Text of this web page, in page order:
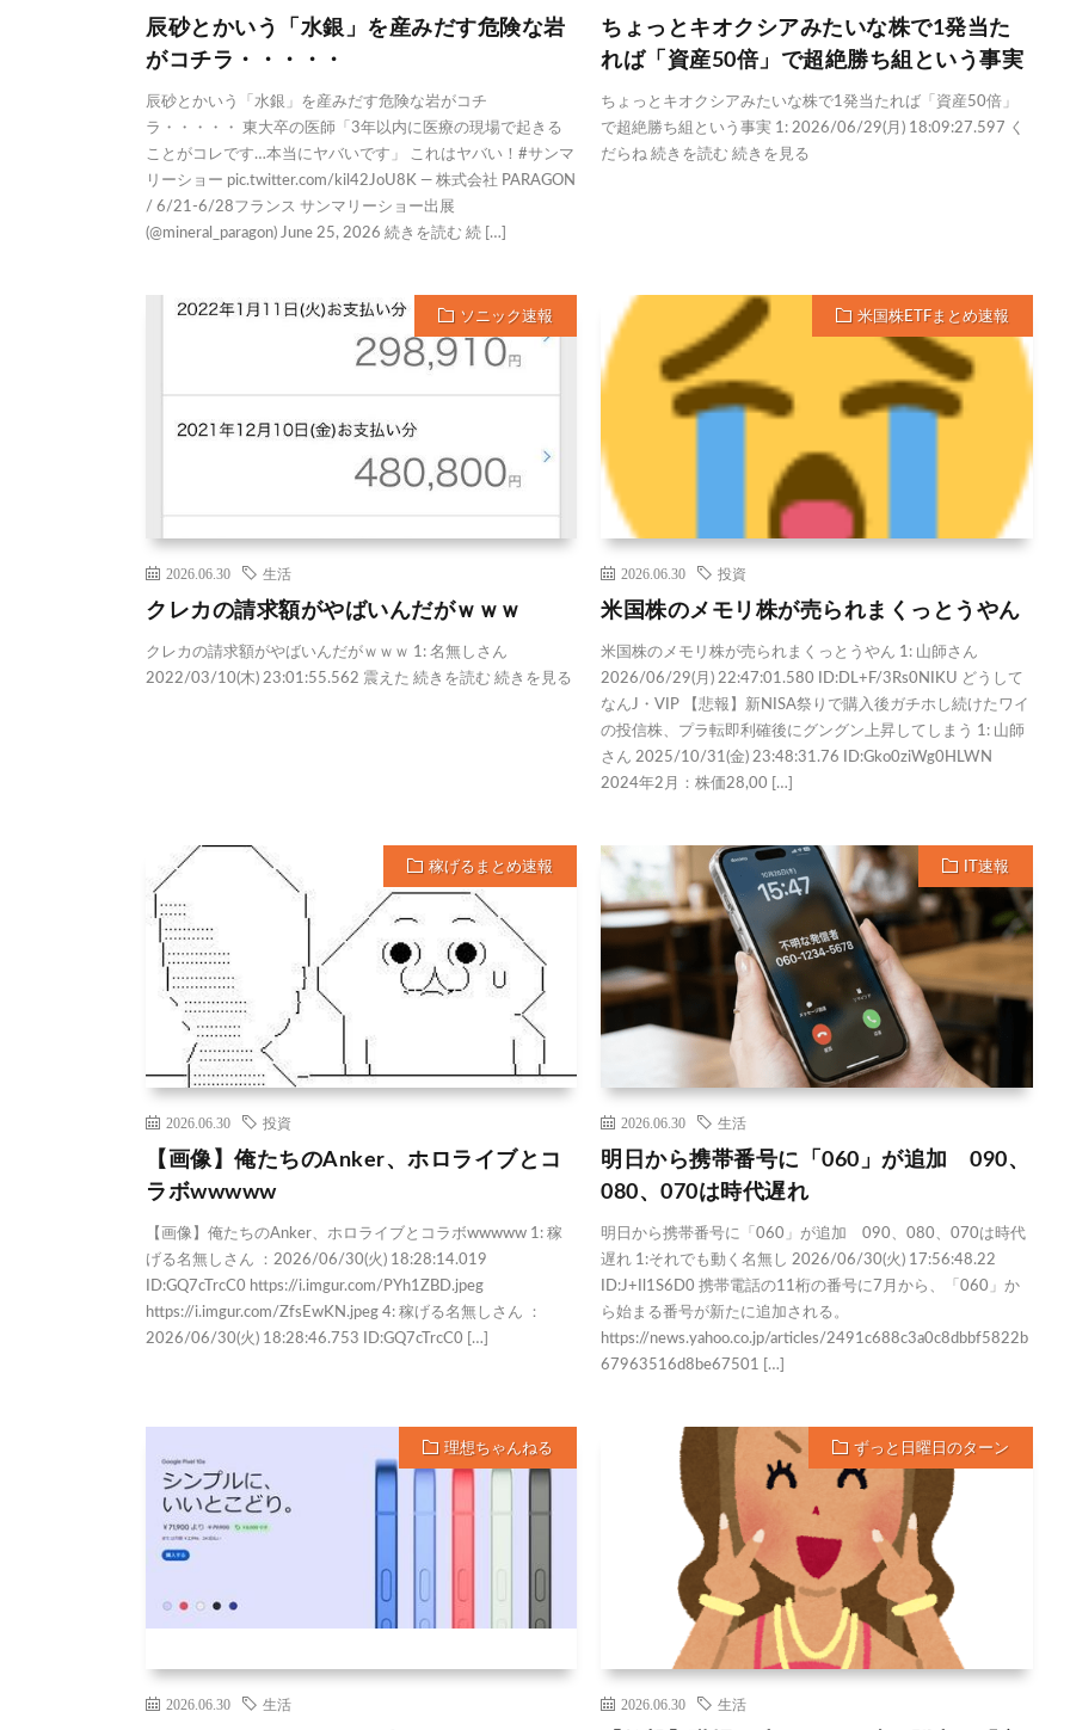
辰砂とかいう「水銀」を産みだす危険な岩
がコチラ・・・・・
辰砂とかいう「水銀」を産みだす危険な岩がコチ
ラ・・・・・ 東大卒の医師「3年以内に医療の現場で起きる
ことがコレです…本当にヤバいです」 これはヤバい！#サンマ
リーショー pic.twitter.com/kil42JoU8K — 株式会社 PARAGON
/ 6/21-6/28フランス サンマリーショー出展
(@mineral_paragon) June 25, 2026 続きを読む 続 […]
ちょっとキオクシアみたいな株で1発当た
れば「資産50倍」で超絶勝ち組という事実
ちょっとキオクシアみたいな株で1発当たれば「資産50倍」
で超絶勝ち組という事実 1: 2026/06/29(月) 18:09:27.597 く
だらね 続きを読む 続きを見る
ソニック速報
2026.06.30 生活
クレカの請求額がやばいんだがｗｗｗ
クレカの請求額がやばいんだがｗｗｗ 1: 名無しさん
2022/03/10(木) 23:01:55.562 震えた 続きを読む 続きを見る
米国株ETFまとめ速報
2026.06.30 投資
米国株のメモリ株が売られまくっとうやん
米国株のメモリ株が売られまくっとうやん 1: 山師さん
2026/06/29(月) 22:47:01.580 ID:DL+F/3Rs0NIKU どうして
なんJ・VIP 【悲報】新NISA祭りで購入後ガチホし続けたワイ
の投信株、プラ転即利確後にグングン上昇してしまう 1: 山師
さん 2025/10/31(金) 23:48:31.76 ID:Gko0ziWg0HLWN
2024年2月：株価28,00 […]
稼げるまとめ速報
2026.06.30 投資
【画像】俺たちのAnker、ホロライブとコ
ラボwwwww
【画像】俺たちのAnker、ホロライブとコラボwwwww 1: 稼
げる名無しさん ：2026/06/30(火) 18:28:14.019
ID:GQ7cTrcC0 https://i.imgur.com/PYh1ZBD.jpeg
https://i.imgur.com/ZfsEwKN.jpeg 4: 稼げる名無しさん ：
2026/06/30(火) 18:28:46.753 ID:GQ7cTrcC0 […]
IT速報
2026.06.30 生活
明日から携帯番号に「060」が追加 090、
080、070は時代遅れ
明日から携帯番号に「060」が追加 090、080、070は時代
遅れ 1:それでも動く名無し 2026/06/30(火) 17:56:48.22
ID:J+Il1S6D0 携帯電話の11桁の番号に7月から、「060」か
ら始まる番号が新たに追加される。
https://news.yahoo.co.jp/articles/2491c688c3a0c8dbbf5822b
67963516d8be67501 […]
理想ちゃんねる
2026.06.30 生活
ずっと日曜日のターン
2026.06.30 生活